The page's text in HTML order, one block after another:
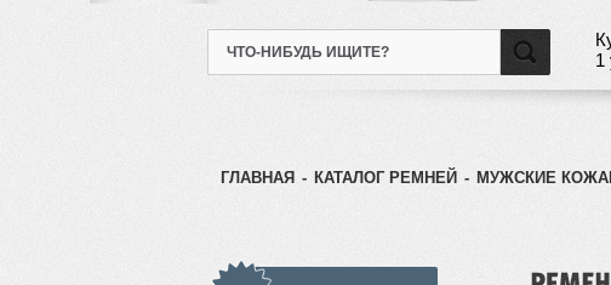
1
ГЛАВНАЯ - КАТАЛОГ РЕМНЕЙ - МУЖСКИЕ